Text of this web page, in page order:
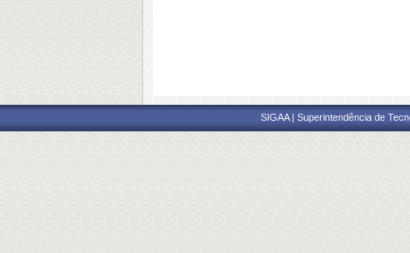
SIGAA | Superintendência de